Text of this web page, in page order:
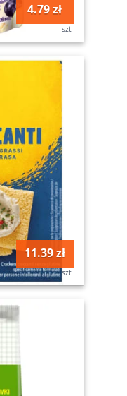
4.79 zł
szt
11.39 zł
szt